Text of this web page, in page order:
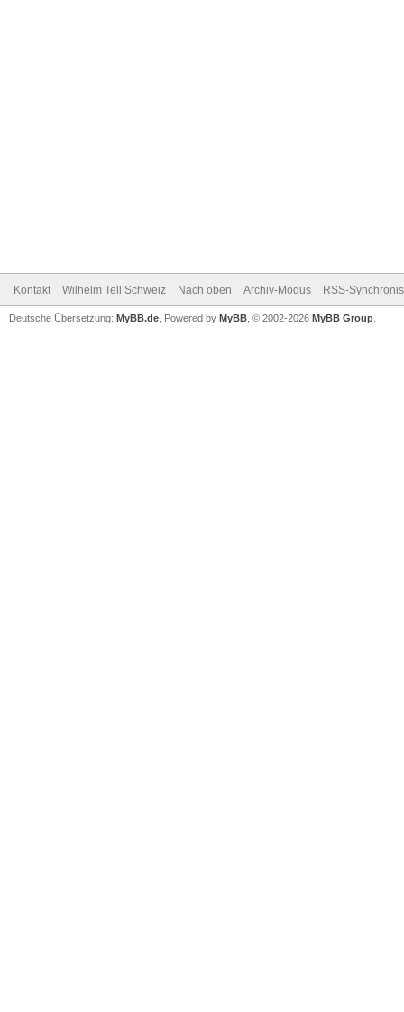
Kontakt Wilhelm Tell Schweiz Nach oben Archiv-Modus RSS-
Deutsche Übersetzung: MyBB.de , Powered by MyBB , © 2002-2026 MyBB Group